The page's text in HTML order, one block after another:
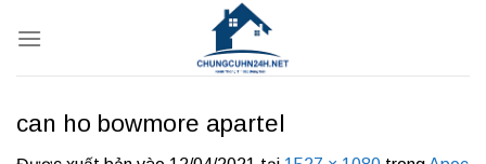
qua
can ho bowmore apartel